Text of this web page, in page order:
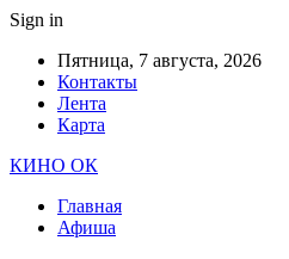
Sign in
Пятница, 7 августа, 2026
Контакты
Лента
Карта
КИНО ОК
Главная
Афиша